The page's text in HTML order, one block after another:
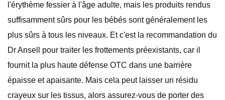
l'érythème fessier à l'âge adulte, mais les produits rendus
suffisamment sûrs pour les bébés sont généralement les
plus sûrs à tous les niveaux. Et c'est la recommandation du
Dr Ansell pour traiter les frottements préexistants, car il
fournit la plus haute défense OTC dans une barrière
épaisse et apaisante. Mais cela peut laisser un résidu
crayeux sur les tissus, alors assurez-vous de porter des